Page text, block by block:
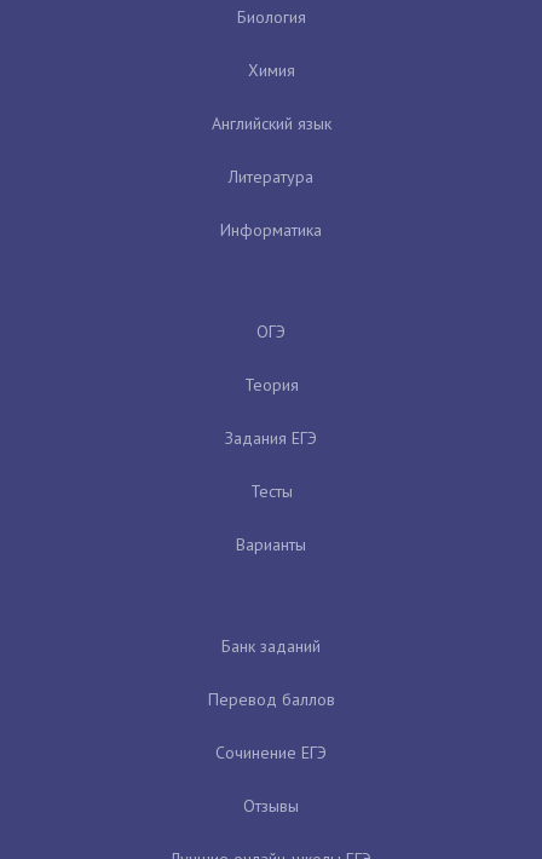
Биология
Химия
Английский язык
Литература
Информатика
ОГЭ
Теория
Задания ЕГЭ
Тесты
Варианты
Банк заданий
Перевод баллов
Сочинение ЕГЭ
Отзывы